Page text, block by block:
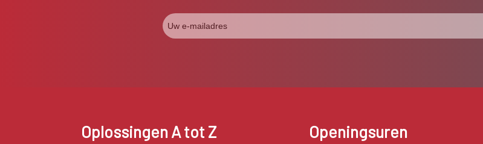
Oplossingen A tot Z Openingsuren